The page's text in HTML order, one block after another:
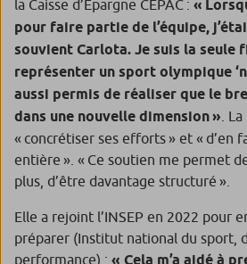
la Caisse d’Épargne CEPAC : «
pour faire partie de l’équipe,
souvient Carlota. Je suis la seule
représenter un sport olympique
aussi permis de réaliser que le
dans une nouvelle dimension »
« concrétiser ses efforts » et « d’en
entière » « Ce soutien me permet
plus, d’être davantage structuré ».
Elle a rejoint l’INSEP en 2022 pour
préparer (Institut national du sport,
performance) : « Cela m’a aidé à